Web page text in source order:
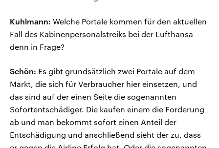
Kuhlmann: Welche Portale kommen für den aktuellen
Fall des Kabinenpersonalstreiks bei der Lufthansa
denn in Frage?
Schön: Es gibt grundsätzlich zwei Portale auf dem
Markt, die sich für Verbraucher hier einsetzen, und
das sind auf der einen Seite die sogenannten
Sofortentschädiger. Die kaufen einem die Forderung
ab und man bekommt sofort einen Anteil der
Entschädigung und anschließend sieht der zu, dass